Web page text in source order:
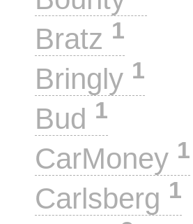
Bratz 1
Bringly 1
Bud 1
CarMoney 1
Carlsberg 1